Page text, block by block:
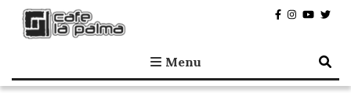
Café la Palma
Programando música en directo en Madrid, desde 1995.
Menu